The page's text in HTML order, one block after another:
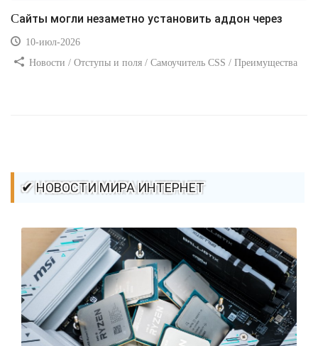
Сайты могли незаметно установить аддон через
10-июл-2026
Новости / Отступы и поля / Самоучитель CSS / Преимущества
✔ НОВОСТИ МИРА ИНТЕРНЕТ